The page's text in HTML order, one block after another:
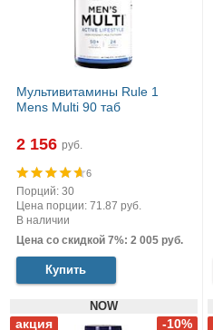
Мультивитамины Rule 1
Mens Multi 90 таб
2 156 руб.
6
Порций: 30
Цена порции: 71.87 руб.
В наличии
Цена со скидкой 7%: 2 005 руб.
Купить
NOW